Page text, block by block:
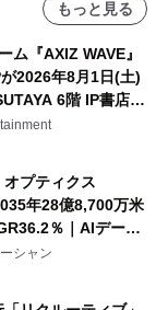
もっと見る
ム『AXIZ WAVE』
2026年8月1日(土)
6階 IP書店で
オプティクス
年28億8,700万米
％｜AIデータ
信需要が成長を加
シャン